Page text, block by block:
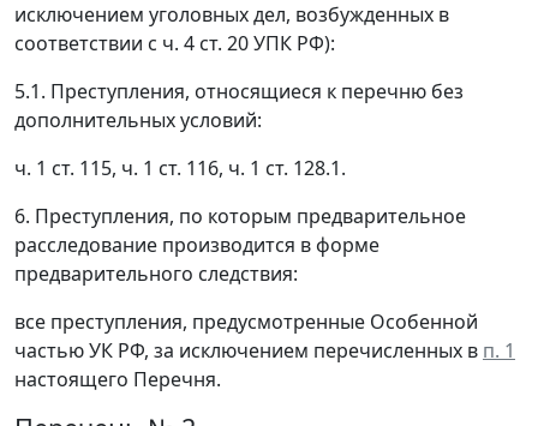
исключением уголовных дел, возбужденных в
соответствии с ч. 4 ст. 20 УПК РФ):
5.1. Преступления, относящиеся к перечню без
дополнительных условий:
ч. 1 ст. 115, ч. 1 ст. 116, ч. 1 ст. 128.1.
6. Преступления, по которым предварительное
расследование производится в форме
предварительного следствия:
все преступления, предусмотренные Особенной
частью УК РФ, за исключением перечисленных в п. 1
настоящего Перечня.